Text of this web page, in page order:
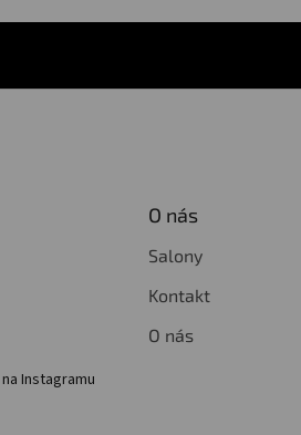
Instagramu
O nás
Salony
Kontakt
O nás